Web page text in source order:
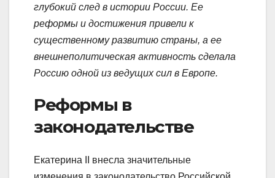
глубокий след в истории России. Ее
реформы и достижения привели к
существенному развитию страны, а ее
внешнеполитическая активность сделала
Россию одной из ведущих сил в Европе.
Реформы в
законодательстве
Екатерина II внесла значительные